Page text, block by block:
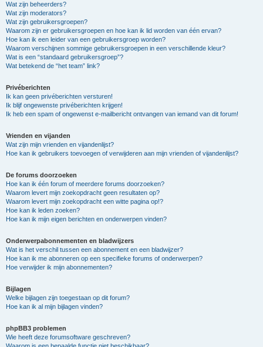
Wat zijn beheerders?
Wat zijn moderators?
Wat zijn gebruikersgroepen?
Waarom zijn er gebruikersgroepen en hoe kan ik lid worden van één ervan?
Hoe kan ik een leider van een gebruikersgroep worden?
Waarom verschijnen sommige gebruikersgroepen in een verschillende kleur?
Wat is een “standaard gebruikersgroep”?
Wat betekend de “het team” link?
Privéberichten
Ik kan geen privéberichten versturen!
Ik blijf ongewenste privéberichten krijgen!
Ik heb een spam of ongewenst e-mailbericht ontvangen van iemand van dit forum!
Vrienden en vijanden
Wat zijn mijn vrienden en vijandenlijst?
Hoe kan ik gebruikers toevoegen of verwijderen aan mijn vrienden of vijandenlijst?
De forums doorzoeken
Hoe kan ik één forum of meerdere forums doorzoeken?
Waarom levert mijn zoekopdracht geen resultaten op?
Waarom levert mijn zoekopdracht een witte pagina op!?
Hoe kan ik leden zoeken?
Hoe kan ik mijn eigen berichten en onderwerpen vinden?
Onderwerpabonnementen en bladwijzers
Wat is het verschil tussen een abonnement en een bladwijzer?
Hoe kan ik me abonneren op een specifieke forums of onderwerpen?
Hoe verwijder ik mijn abonnementen?
Bijlagen
Welke bijlagen zijn toegestaan op dit forum?
Hoe kan ik al mijn bijlagen vinden?
phpBB3 problemen
Wie heeft deze forumsoftware geschreven?